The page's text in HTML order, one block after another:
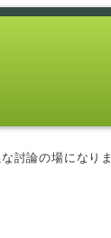
討論の場になり